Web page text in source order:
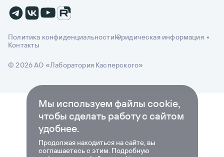
© 2026 АО «Лаборатория Касперского»
Политика конфиденциальностиЮридическая информация
Контакты
Мы используем файлы cookie,
чтобы сделать работу с сайтом
удобнее.
Продолжая находиться на сайте, вы
соглашаетесь с этим. Подробную